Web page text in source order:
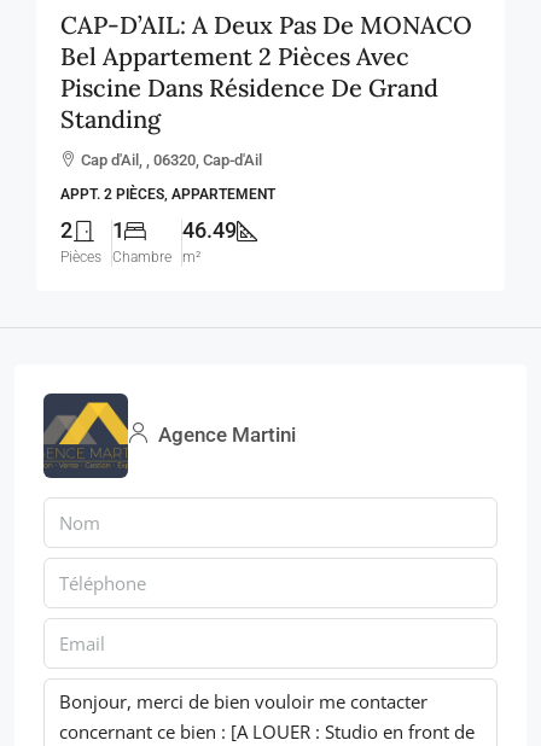
CAP-D’AIL: A Deux Pas De MONACO
Bel Appartement 2 Pièces Avec
Piscine Dans Résidence De Grand
Standing
Cap d'Ail, , 06320, Cap-d'Ail
APPT. 2 PIÈCES, APPARTEMENT
2
Pièces
1
Chambre
46.49
m²
Agence Martini